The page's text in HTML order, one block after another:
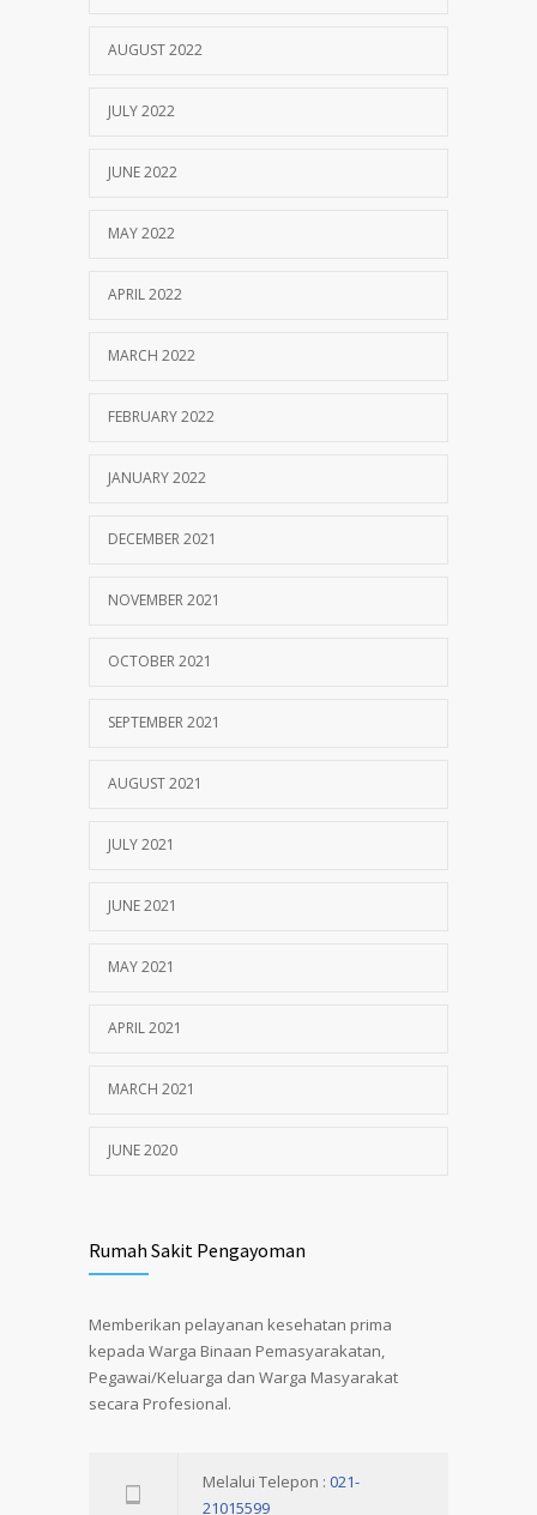
AUGUST 2022
JULY 2022
JUNE 2022
MAY 2022
APRIL 2022
MARCH 2022
FEBRUARY 2022
JANUARY 2022
DECEMBER 2021
NOVEMBER 2021
OCTOBER 2021
SEPTEMBER 2021
AUGUST 2021
JULY 2021
JUNE 2021
MAY 2021
APRIL 2021
MARCH 2021
JUNE 2020
Rumah Sakit Pengayoman
Memberikan pelayanan kesehatan prima
kepada Warga Binaan Pemasyarakatan,
Pegawai/Keluarga dan Warga Masyarakat
secara Profesional.
Melalui Telepon : 021-
21015599